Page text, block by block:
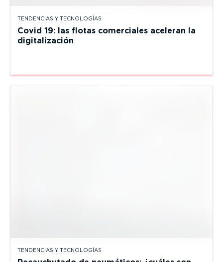
TENDENCIAS Y TECNOLOGÍAS
Covid 19: las flotas comerciales aceleran la
digitalización
TENDENCIAS Y TECNOLOGÍAS